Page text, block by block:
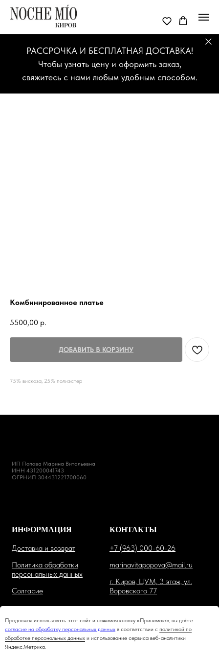
РАССРОЧКА И БЕСПЛАТНАЯ ДОСТАВКА!
Чтобы узнать цену и оформить заказ,
свяжитесь с нами любым удобным способом.
Продолжая использовать этот сайт и нажимая кнопку «Принимаю», вы даёте
согласие на обработку персональных данных в соответствии с политикой по
обработке персональных данных и использование сервиса веб-аналитики
Яндекс.Метрика.
Комбинированное платье
5500,00 р.
ДОБАВИТЬ В КОРЗИНУ
75% вискоза, 25% полиэстер
ИП Попова Марина Витальевна
ИНН 431200041743
ОГРНИП 304431221700060
ИНФОРМАЦИЯ
Доставка и возврат
Политика обработки
персональных данных
Солгасие
КОНТАКТЫ
+7 (963) 000-60-26
marinavitapopova@mail.ru
г. Киров, ЦУМ, 3 этаж, ул.
Воровского 77